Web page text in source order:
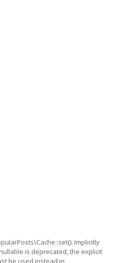
Implicitly
is deprecated, the explicit
be used instead in